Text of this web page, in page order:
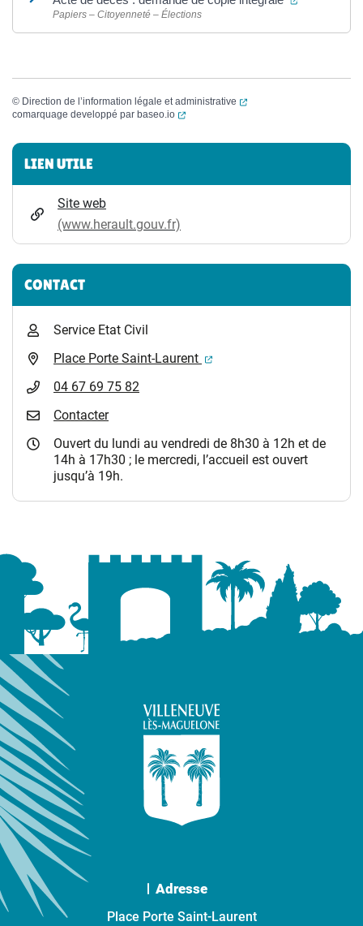
Papiers – Citoyenneté – Élections
© Direction de l’information légale et administrative
(ouverture dans un
comarquage developpé par baseo.io (ouverture dans un nouvel onglet)
Informations complémentaires
LIEN UTILE
Site web
(www.herault.gouv.fr)
CONTACT
Service Etat Civil
Place Porte Saint-Laurent
(ouverture dans un
04 67 69 75 82
Contacter
Ouvert du lundi au vendredi de 8h30 à 12h et de
14h à 17h30 ; le mercredi, l’accueil est ouvert
jusqu’à 19h.
Adresse
Place Porte Saint-Laurent